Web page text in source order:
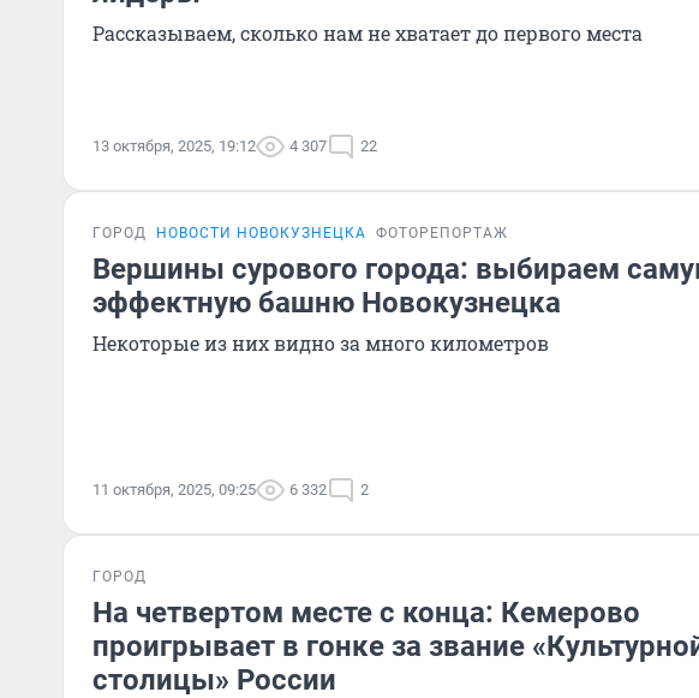
Рассказываем, сколько нам не хватает до первого места
13 октября, 2025, 19:12 4 307 22
ГОРОД НОВОСТИ НОВОКУЗНЕЦКА ФОТОРЕПОРТАЖ
Вершины сурового города: выбираем
эффектную башню Новокузнецка
Некоторые из них видно за много километров
11 октября, 2025, 09:25 6 332 2
ГОРОД
На четвертом месте с конца: Кемерово
проигрывает в гонке за звание
столицы» России